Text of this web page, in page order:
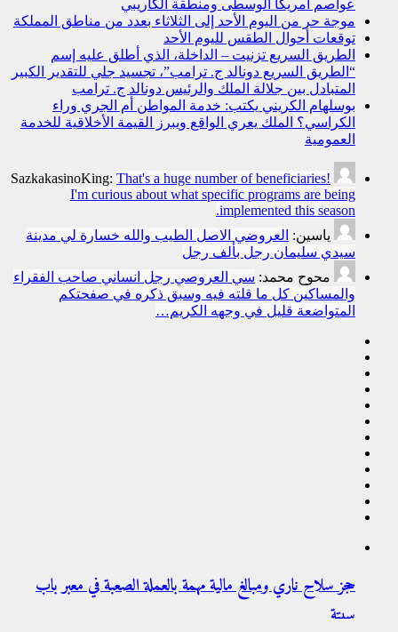
عواصم أمريكا الوسطى ومنطقة الكاريبي
موجة حر من اليوم الأحد إلى الثلاثاء بعدد من مناطق المملكة
توقعات أحوال الطقس لليوم الأحد
الطريق السريع تزنيت – الداخلة، الذي أطلق عليه إسم
“الطريق السريع دونالد ج. ترامب”، تجسيد جلي للتقدير الكبير
المتبادل بين جلالة الملك والرئيس دونالد ج. ترامب
بوسلهام الكريني يكتب: خدمة المواطن أم الجري وراء
الكراسي؟ الملك يعري الواقع ويبرز القيمة الأخلاقية للخدمة
العمومية
SazkakasinoKing: That's a huge number of beneficiaries!
I'm curious about what specific programs are being
implemented this season.
ياسين: العروضي الاصل الطيب والله خسارة لي مدينة
سيدي سليمان رجل بألف رجل
محوح محمد: سي العروصي رجل انساني صاحب الفقراء
والمساكين كل ما قلته فيه وسبق ذكره في صفحتكم
المتواضعة قليل في وجهه الكريم…
حجز سلاح ناري ومبالغ مالية مهمة بالعملة الصعبة في معبر باب
سبتة